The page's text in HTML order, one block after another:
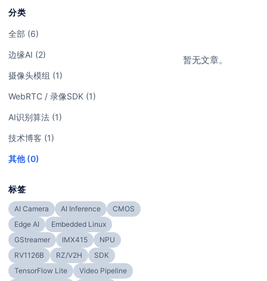
分类
全部 (6)
边缘AI (2)
摄像头模组 (1)
WebRTC / 录像SDK (1)
AI识别算法 (1)
技术博客 (1)
其他 (0)
标签
AI Camera AI Inference
CMOS
Edge AI
Embedded Linux
GStreamer
IMX415
NPU
RV1126B
RZ/V2H
SDK
TensorFlow Lite
Video Pipeline
暂无文章。